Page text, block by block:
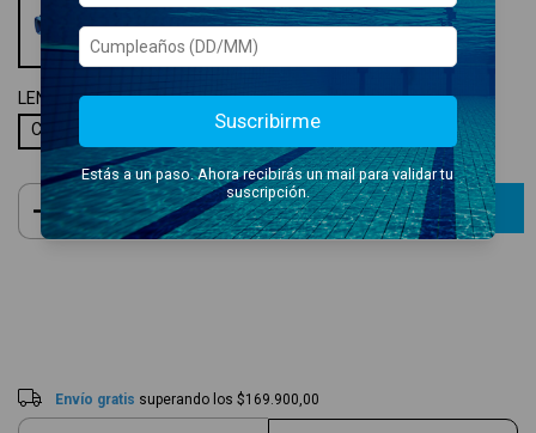
LENTES:CELESTE
Celeste
Envío gratis superando los $169.900,00
Suscribirme
Estás a un paso. Ahora recibirás un mail para validar tu
suscripción.